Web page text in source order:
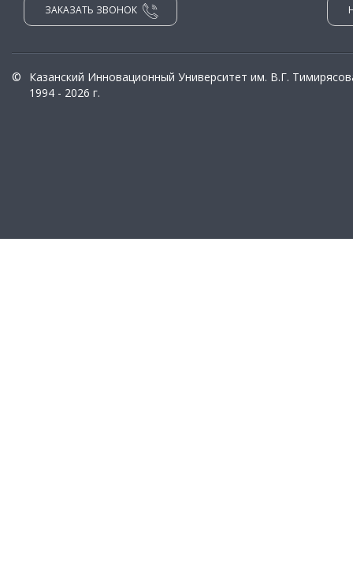
ЗАКАЗАТЬ ЗВОНОК
©
Казанский Инновационный Университет им. В.Г.
1994 - 2026 г.